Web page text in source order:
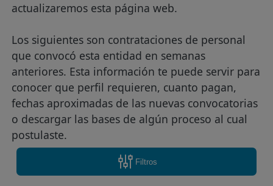
actualizaremos esta página web.
Los siguientes son contrataciones de personal
que convocó esta entidad en semanas
anteriores. Esta información te puede servir para
conocer que perfil requieren, cuanto pagan,
fechas aproximadas de las nuevas convocatorias
o descargar las bases de algún proceso al cual
postulaste.
Filtros